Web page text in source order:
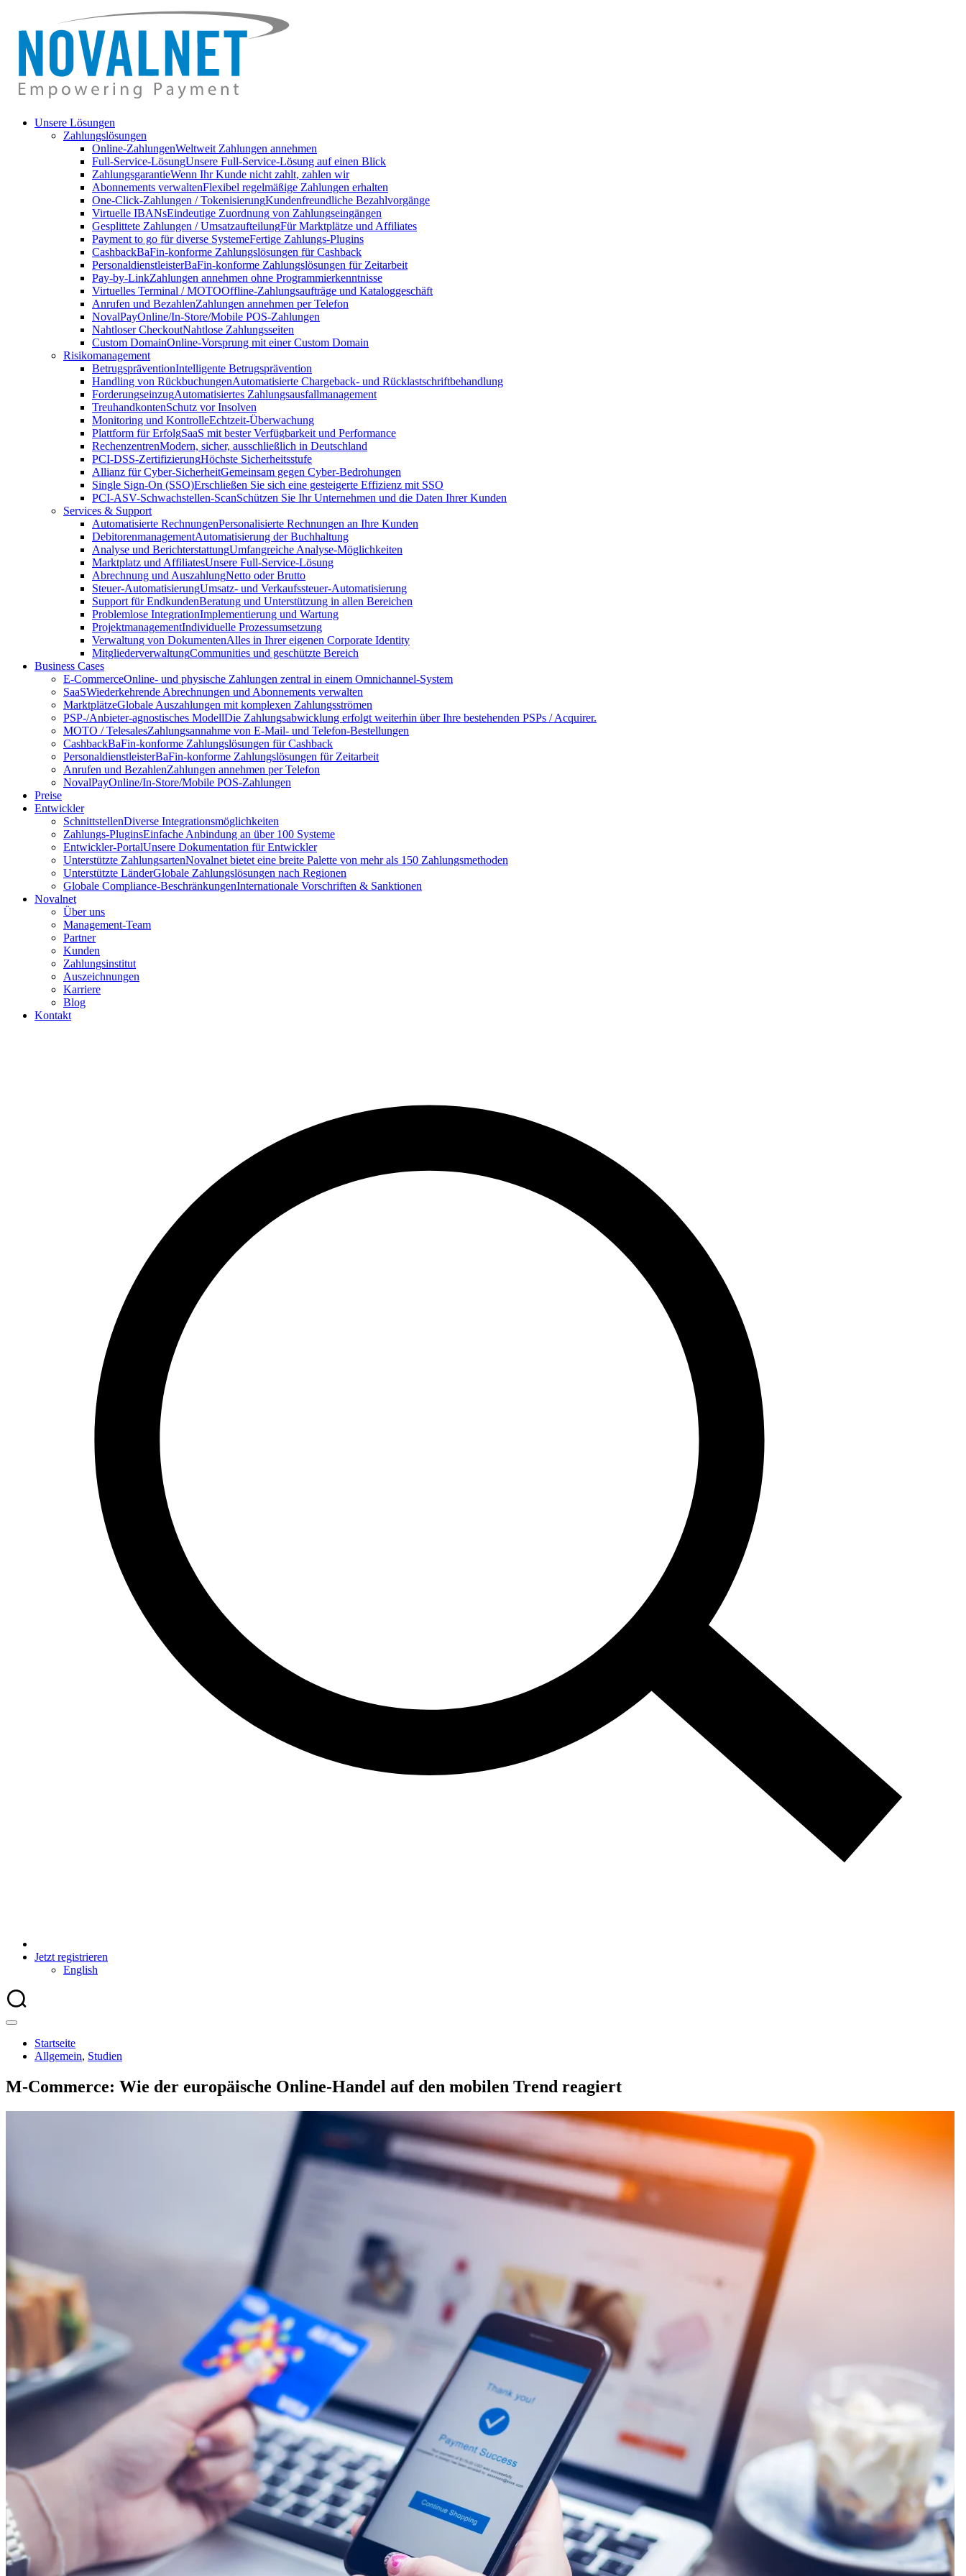
Unsere Lösungen
Zahlungslösungen
Online-ZahlungenWeltweit Zahlungen annehmen
Full-Service-LösungUnsere Full-Service-Lösung auf einen Blick
ZahlungsgarantieWenn Ihr Kunde nicht zahlt, zahlen wir
Abonnements verwaltenFlexibel regelmäßige Zahlungen erhalten
One-Click-Zahlungen / TokenisierungKundenfreundliche Bezahlvorgänge
Virtuelle IBANsEindeutige Zuordnung von Zahlungseingängen
Gesplittete Zahlungen / UmsatzaufteilungFür Marktplätze und Affiliates
Payment to go für diverse SystemeFertige Zahlungs-Plugins
CashbackBaFin-konforme Zahlungslösungen für Cashback
PersonaldienstleisterBaFin-konforme Zahlungslösungen für Zeitarbeit
Pay-by-LinkZahlungen annehmen ohne Programmierkenntnisse
Virtuelles Terminal / MOTOOffline-Zahlungsaufträge und Kataloggeschäft
Anrufen und BezahlenZahlungen annehmen per Telefon
NovalPayOnline/In-Store/Mobile POS-Zahlungen
Nahtloser CheckoutNahtlose Zahlungsseiten
Custom DomainOnline-Vorsprung mit einer Custom Domain
Risikomanagement
BetrugspräventionIntelligente Betrugsprävention
Handling von RückbuchungenAutomatisierte Chargeback- und Rücklastschriftbehandlung
ForderungseinzugAutomatisiertes Zahlungsausfallmanagement
TreuhandkontenSchutz vor Insolven
Monitoring und KontrolleEchtzeit-Überwachung
Plattform für ErfolgSaaS mit bester Verfügbarkeit und Performance
RechenzentrenModern, sicher, ausschließlich in Deutschland
PCI-DSS-ZertifizierungHöchste Sicherheitsstufe
Allianz für Cyber-SicherheitGemeinsam gegen Cyber-Bedrohungen
Single Sign-On (SSO)Erschließen Sie sich eine gesteigerte Effizienz mit SSO
PCI-ASV-Schwachstellen-ScanSchützen Sie Ihr Unternehmen und die Daten Ihrer Kunden
Services & Support
Automatisierte RechnungenPersonalisierte Rechnungen an Ihre Kunden
DebitorenmanagementAutomatisierung der Buchhaltung
Analyse und BerichterstattungUmfangreiche Analyse-Möglichkeiten
Marktplatz und AffiliatesUnsere Full-Service-Lösung
Abrechnung und AuszahlungNetto oder Brutto
Steuer-AutomatisierungUmsatz- und Verkaufssteuer-Automatisierung
Support für EndkundenBeratung und Unterstützung in allen Bereichen
Problemlose IntegrationImplementierung und Wartung
ProjektmanagementIndividuelle Prozessumsetzung
Verwaltung von DokumentenAlles in Ihrer eigenen Corporate Identity
MitgliederverwaltungCommunities und geschützte Bereich
Business Cases
E-CommerceOnline- und physische Zahlungen zentral in einem Omnichannel-System
SaaSWiederkehrende Abrechnungen und Abonnements verwalten
MarktplätzeGlobale Auszahlungen mit komplexen Zahlungsströmen
PSP-/Anbieter‑agnostisches ModellDie Zahlungsabwicklung erfolgt weiterhin über Ihre bestehenden PSPs / Acquirer.
MOTO / TelesalesZahlungsannahme von E-Mail- und Telefon-Bestellungen
CashbackBaFin-konforme Zahlungslösungen für Cashback
PersonaldienstleisterBaFin-konforme Zahlungslösungen für Zeitarbeit
Anrufen und BezahlenZahlungen annehmen per Telefon
NovalPayOnline/In-Store/Mobile POS-Zahlungen
Preise
Entwickler
SchnittstellenDiverse Integrationsmöglichkeiten
Zahlungs-PluginsEinfache Anbindung an über 100 Systeme
Entwickler-PortalUnsere Dokumentation für Entwickler
Unterstützte ZahlungsartenNovalnet bietet eine breite Palette von mehr als 150 Zahlungsmethoden
Unterstützte LänderGlobale Zahlungslösungen nach Regionen
Globale Compliance-BeschränkungenInternationale Vorschriften & Sanktionen
Novalnet
Über uns
Management-Team
Partner
Kunden
Zahlungsinstitut
Auszeichnungen
Karriere
Blog
Kontakt
Jetzt registrieren
English
Startseite
Allgemein, Studien
M-Commerce: Wie der europäische Online-Handel auf den mobilen Trend reagiert